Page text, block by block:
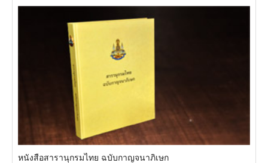
หนังสือสารานุกรมไทย ฉบับกาญจนาภิเษก